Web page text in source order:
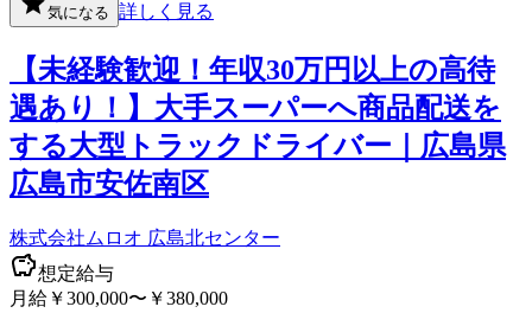
気になる 詳しく見る
【未経験歓迎！年収30万円以上の高待
遇あり！】大手スーパーへ商品配送を
する大型トラックドライバー｜広島県
広島市安佐南区
株式会社ムロオ 広島北センター
想定給与
月給￥300,000〜￥380,000